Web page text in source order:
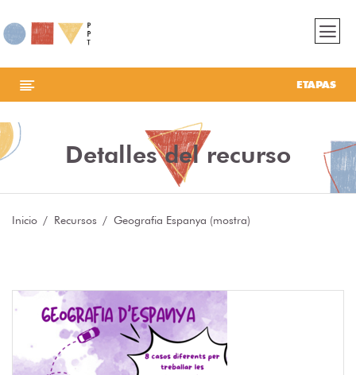
ETAPAS
Detalles del recurso
Inicio Recursos Geografia Espanya (mostra)